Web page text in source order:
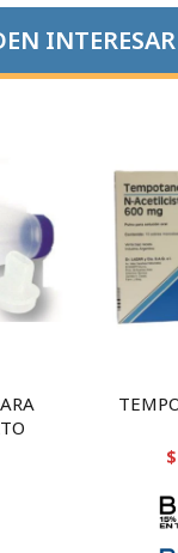
INTERESAR
$